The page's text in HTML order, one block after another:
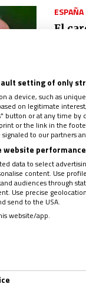
ESPAÑA
El
“Si
de
ESPAÑA
28/06/
“El
el
setting of only
a device, such as
on legitimate
button or at any time
or the link in the
to our partners
data to select
content. Use
audiences through
Use precise
send to the USA.
website/app.